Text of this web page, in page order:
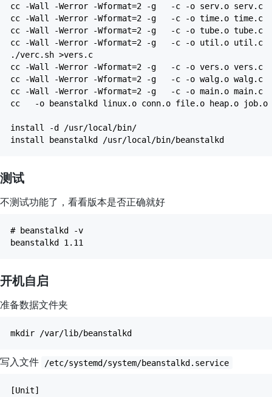
cc -Wall -Werror -Wformat=2 -g -c -o serv.o serv.c
cc -Wall -Werror -Wformat=2 -g -c -o time.o time.c
cc -Wall -Werror -Wformat=2 -g -c -o tube.o tube.c
cc -Wall -Werror -Wformat=2 -g -c -o util.o util.c
./verc.sh >vers.c
cc -Wall -Werror -Wformat=2 -g -c -o vers.o vers.c
cc -Wall -Werror -Wformat=2 -g -c -o walg.o walg.c
cc -Wall -Werror -Wformat=2 -g -c -o main.o main.c
cc -o beanstalkd linux.o conn.o file.o heap.o job.o
install -d /usr/local/bin/
install beanstalkd /usr/local/bin/beanstalkd
测试
不测试功能了，看看版本是否正确就好
# beanstalkd -v
beanstalkd 1.11
开机自启
准备数据文件夹
mkdir /var/lib/beanstalkd
写入文件 /etc/systemd/system/beanstalkd.service
[Unit]